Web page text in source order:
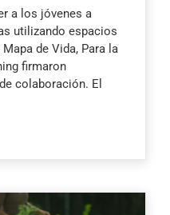
a los jóvenes a
utilizando espacios
de Vida, Para la
firmaron
colaboración. El